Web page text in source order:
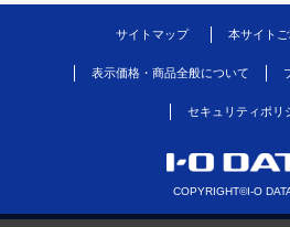
サイトマップ 本サイト
表示価格・商品全般について
セキュリティポリ
COPYRIGHT©I-O